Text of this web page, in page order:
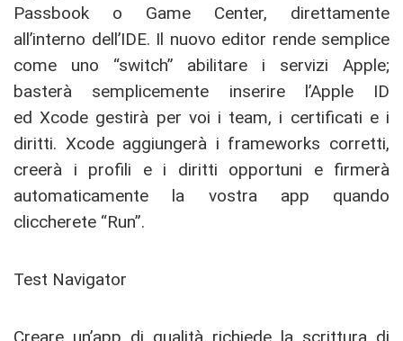
Passbook o Game Center, direttamente
all’interno dell’IDE. Il nuovo editor rende semplice
come uno “switch” abilitare i servizi Apple;
basterà semplicemente inserire l’Apple ID
ed Xcode gestirà per voi i team, i certificati e i
diritti. Xcode aggiungerà i frameworks corretti,
creerà i profili e i diritti opportuni e firmerà
automaticamente la vostra app quando
cliccherete “Run”.
Test Navigator